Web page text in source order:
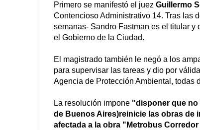
Primero se manifestó el juez Guillermo
Contencioso Administrativo 14. Tras las
semanas- Sandro Fastman es el titular
el Gobierno de la Ciudad.
El magistrado también le negó a los
para supervisar las tareas y dio por
Agencia de Protección Ambiental, todas
La resolución impone "disponer que no
de Buenos Aires)reinicie las obras de
afectada a la obra "Metrobus